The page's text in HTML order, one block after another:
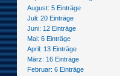
August: 5 Einträge
Juli: 20 Einträge
Juni: 12 Einträge
Mai: 6 Einträge
April: 13 Einträge
März: 16 Einträge
Februar: 6 Einträge